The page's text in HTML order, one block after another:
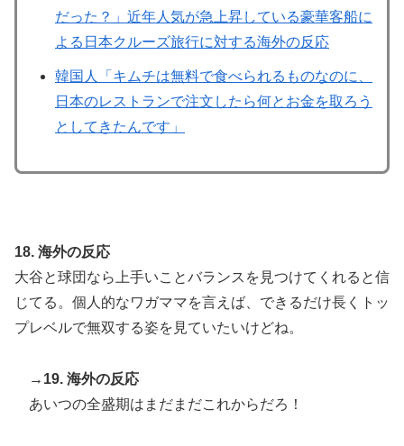
だった？」近年人気が急上昇している豪華客船に
よる日本クルーズ旅行に対する海外の反応
韓国人「キムチは無料で食べられるものなのに、
日本のレストランで注文したら何とお金を取ろう
としてきたんです」
18. 海外の反応
大谷と球団なら上手いことバランスを見つけてくれると信
じてる。個人的なワガママを言えば、できるだけ長くトッ
プレベルで無双する姿を見ていたいけどね。
→19. 海外の反応
あいつの全盛期はまだまだこれからだろ！